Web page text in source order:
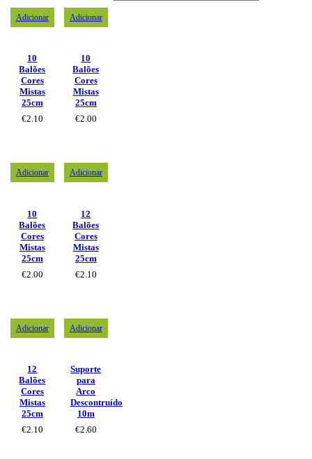
Adicionar
10
Balões
Cores
Mistas
25cm
€2.10
Adicionar
10
Balões
Cores
Mistas
25cm
€2.00
Adicionar
10
Balões
Cores
Mistas
25cm
€2.00
Adicionar
12
Balões
Cores
Mistas
25cm
€2.10
Adicionar
12
Balões
Cores
Mistas
25cm
€2.10
Adicionar
Suporte
para
Arco
Descontruído
10m
€2.60